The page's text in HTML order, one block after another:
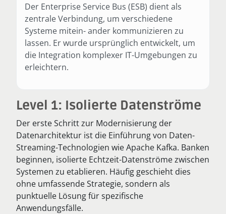
Der Enterprise Service Bus (ESB) dient als
zentrale Verbindung, um verschiedene
Systeme mitein- ander kommunizieren zu
lassen. Er wurde ursprünglich entwickelt, um
die Integration komplexer IT-Umgebungen zu
erleichtern.
Level 1: Isolierte Datenströme
Der erste Schritt zur Modernisierung der
Datenarchitektur ist die Einführung von Daten-
Streaming-Technologien wie Apache Kafka. Banken
beginnen, isolierte Echtzeit-Datenströme zwischen
Systemen zu etablieren. Häufig geschieht dies
ohne umfassende Strategie, sondern als
punktuelle Lösung für spezifische
Anwendungsfälle.